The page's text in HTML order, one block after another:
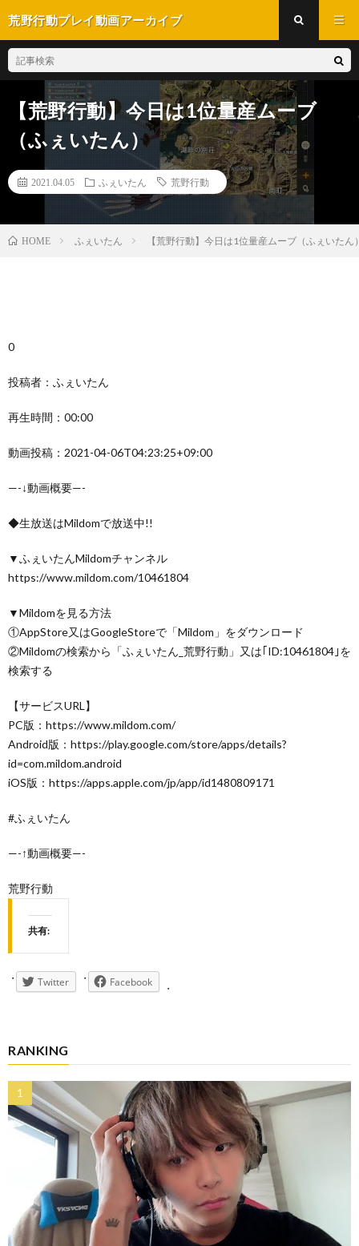
荒野行動プレイ動画アーカイブ
【荒野行動】今日は1位量産ムーブ
（ふぇいたん）
2021.04.05 ふぇいたん 荒野行動
HOME ふぇいたん 【荒野行動】今日は1位量産ムーブ（ふぇいたん
0
投稿者：ふぇいたん
再生時間：00:00
動画投稿：2021-04-06T04:23:25+09:00
—-↓動画概要—-
◆生放送はMildomで放送中!!
▼ふぇいたんMildomチャンネル
https://www.mildom.com/10461804
▼Mildomを見る方法
①AppStore又はGoogleStoreで「Mildom」をダウンロード
②Mildomの検索から「ふぇいたん_荒野行動」又は｢ID:10461804｣を
検索する
【サービスURL】
PC版：https://www.mildom.com/
Android版：https://play.google.com/store/apps/details?
id=com.mildom.android
iOS版：https://apps.apple.com/jp/app/id1480809171
#ふぇいたん
—-↑動画概要—-
荒野行動
共有:
Twitter Facebook
RANKING